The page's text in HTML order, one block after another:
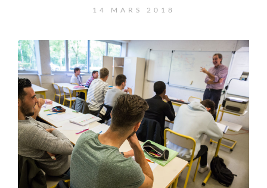
14 MARS 2018